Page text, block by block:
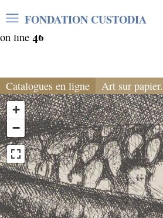
Warning: Undefined array key
/home/clients/
on line 46
FONDATION CUSTODIA
Catalogues en ligne Art sur
+
−